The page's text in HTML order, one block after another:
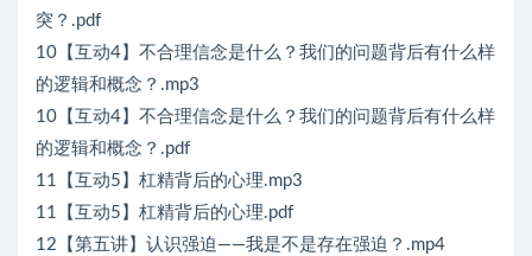
突？.pdf
10【互动4】不合理信念是什么？我们的问题背后有什么样
的逻辑和概念？.mp3
10【互动4】不合理信念是什么？我们的问题背后有什么样
的逻辑和概念？.pdf
11【互动5】杠精背后的心理.mp3
11【互动5】杠精背后的心理.pdf
12【第五讲】认识强迫——我是不是存在强迫？.mp4